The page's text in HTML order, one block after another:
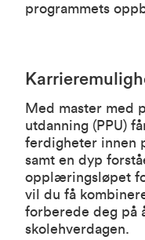
programmets
Med master med
utdanning (PPU)
ferdigheter innen
samt en dyp
opplæringsløpet
vil du få
forberede deg på
skolehverdagen.